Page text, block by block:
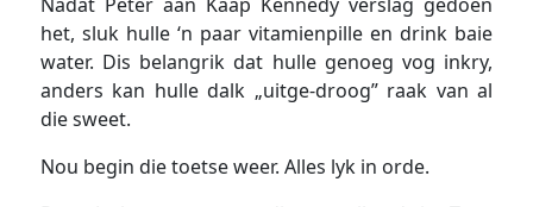
Nadat Peter aan Kaap Kennedy verslag gedoen
het, sluk hulle ‘n paar vitamienpille en drink baie
water. Dis belangrik dat hulle genoeg vog inkry,
anders kan hulle dalk „uitge-droog” raak van al
die sweet.
Nou begin die toetse weer. Alles lyk in orde.